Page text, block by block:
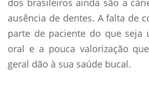
dos brasileiros ainda são a
ausência de dentes. A falta de
parte de paciente do que seja
oral e a pouca valorização
geral dão à sua saúde bucal.